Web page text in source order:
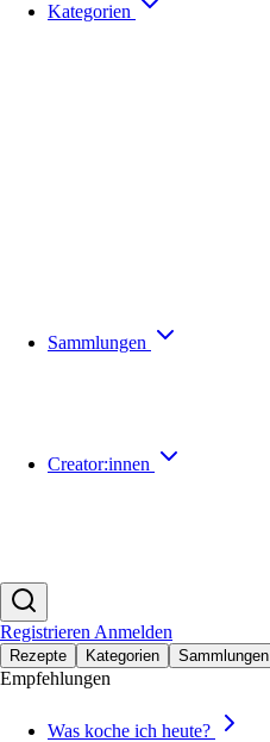
Kategorien
Sammlungen
Creator:innen
Registrieren Anmelden
Rezepte Kategorien Sammlungen
Empfehlungen
Was koche ich heute?